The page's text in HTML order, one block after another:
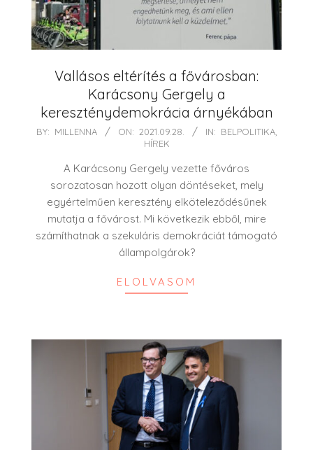
Vallásos eltérítés a fővárosban:
Karácsony Gergely a
kereszténydemokrácia árnyékában
2021-
BY: MILLENNA ON: 2021.09.28. IN: BELPOLITIKA,
HÍREK
A Karácsony Gergely vezette főváros
sorozatosan hozott olyan döntéseket, mely
egyértelműen keresztény elköteleződésűnek
mutatja a fővárost. Mi következik ebből, mire
számíthatnak a szekuláris demokráciát támogató
állampolgárok?
ELOLVASOM